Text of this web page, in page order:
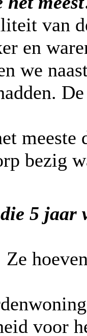
van
en
we
meeste
bezig
5 jaar
voor